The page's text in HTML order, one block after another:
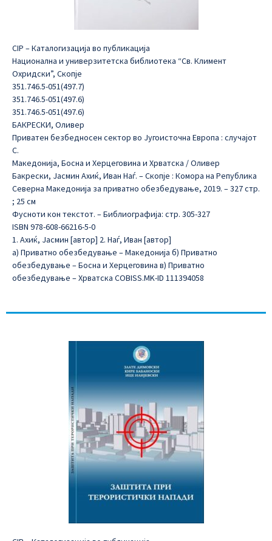
CIP – Каталогизација во публикација
Национална и универзитетска библиотека “Св. Климент
Охридски”, Скопје
351.746.5-051(497.7)
351.746.5-051(497.6)
351.746.5-051(497.6)
БАКРЕСКИ, Оливер
Приватен безбедносен сектор во Југоисточна Европа : случајот
С.
Македонија, Босна и Херцеговина и Хрватска / Оливер
Бакрески, Јасмин Aхиќ, Иван Наѓ. – Скопје : Комора на Република
Северна Македонија за приватно обезбедување, 2019. – 327 стр.
; 25 см
Фусноти кон текстот. – Библиографија: стр. 305-327
ISBN 978-608-66216-5-0
1. Ахиќ, Јасмин [автор] 2. Наѓ, Иван [автор]
а) Приватно обезбедување – Македонија б) Приватно
обезбедување – Босна и Херцеговина в) Приватно
обезбедување – Хрватска COBISS.MK-ID 111394058